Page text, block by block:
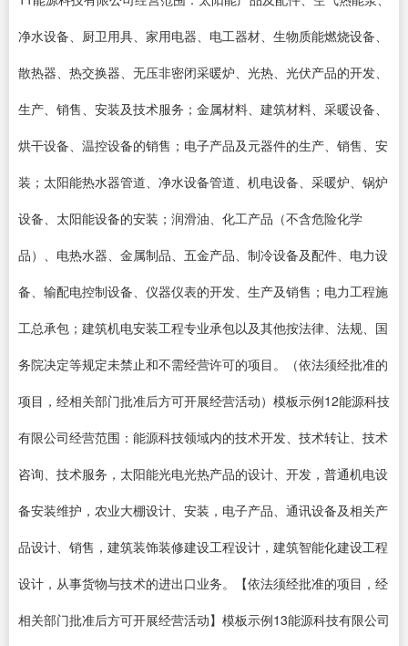
净水设备、厨卫用具、家用电器、电工器材、生物质能燃烧设备、
散热器、热交换器、无压非密闭采暖炉、光热、光伏产品的开发、
生产、销售、安装及技术服务；金属材料、建筑材料、采暖设备、
烘干设备、温控设备的销售；电子产品及元器件的生产、销售、安
装；太阳能热水器管道、净水设备管道、机电设备、采暖炉、锅炉
设备、太阳能设备的安装；润滑油、化工产品（不含危险化学
品）、电热水器、金属制品、五金产品、制冷设备及配件、电力设
备、输配电控制设备、仪器仪表的开发、生产及销售；电力工程施
工总承包；建筑机电安装工程专业承包以及其他按法律、法规、国
务院决定等规定未禁止和不需经营许可的项目。（依法须经批准的
项目，经相关部门批准后方可开展经营活动）模板示例12能源科技
有限公司经营范围：能源科技领域内的技术开发、技术转让、技术
咨询、技术服务，太阳能光电光热产品的设计、开发，普通机电设
备安装维护，农业大棚设计、安装，电子产品、通讯设备及相关产
品设计、销售，建筑装饰装修建设工程设计，建筑智能化建设工程
设计，从事货物与技术的进出口业务。【依法须经批准的项目，经
相关部门批准后方可开展经营活动】模板示例13能源科技有限公司